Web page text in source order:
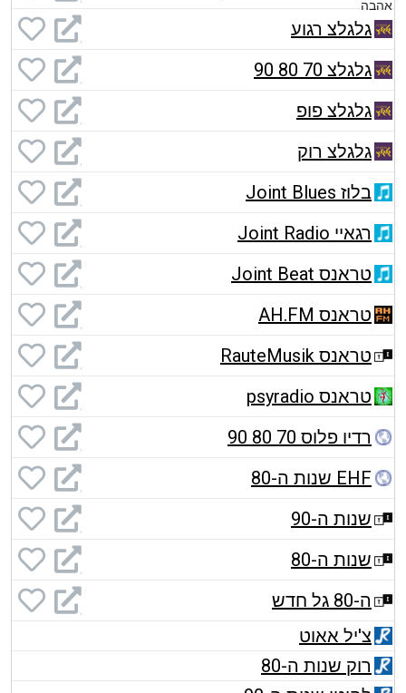
גלגלצ רגוע
גלגלצ 70 80 90
גלגלצ פופ
גלגלצ רוק
בלוז Joint Blues
רגאיי Joint Radio
טראנס Joint Beat
טראנס AH.FM
טראנס RauteMusik
טראנס psyradio
רדיו פלוס 70 80 90
EHF שנות ה-80
שנות ה-90
שנות ה-80
ה-80 גל חדש
צ'יל אאוט
רוק שנות ה-80